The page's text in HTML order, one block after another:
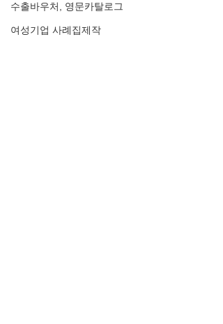
수출바우처, 영문카탈로그
여성기업 사례집제작